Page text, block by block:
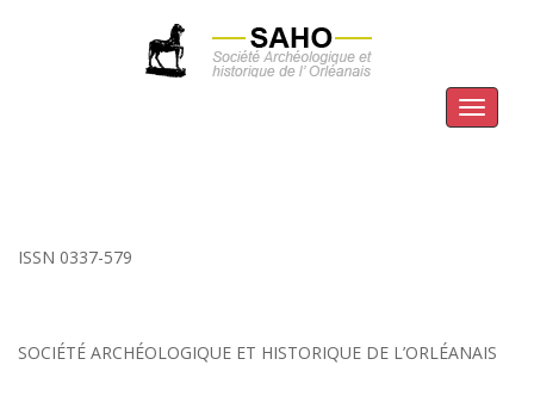
Menu
ISSN 0337-579
SOCIÉTÉ ARCHÉOLOGIQUE ET HISTORIQUE DE L’ORLÉANAIS